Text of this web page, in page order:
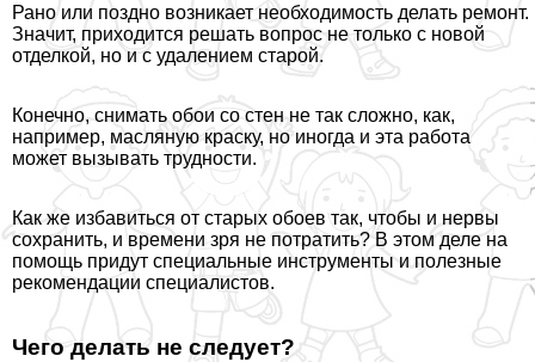
Рано или поздно возникает необходимость делать ремонт.
Значит, приходится решать вопрос не только с новой
отделкой, но и с удалением старой.
Конечно, снимать обои со стен не так сложно, как,
например, масляную краску, но иногда и эта работа
может вызывать трудности.
Как же избавиться от старых обоев так, чтобы и нервы
сохранить, и времени зря не потратить? В этом деле на
помощь придут специальные инструменты и полезные
рекомендации специалистов.
Чего делать не следует?